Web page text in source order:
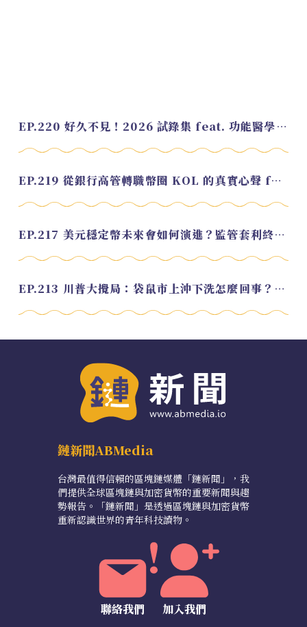
EP.220 好久不見！2026 試錄集 feat. 功能醫學營養師 美寶
EP.219 從銀行高管轉職幣圈 KOL 的真實心聲 feat.龜大
EP.217 美元穩定幣未來會如何演進？監管套利終將收斂？feat. 研究員 余哲安
EP.213 川普大攪局：袋鼠市上沖下洗怎麼回事？feat. Alvin
鏈新聞ABMedia
台灣最值得信賴的區塊鏈媒體「鏈新聞」，我
們提供全球區塊鏈與加密貨幣的重要新聞與趨
勢報告。「鏈新聞」是透過區塊鏈與加密貨幣
重新認識世界的青年科技讀物。
聯絡我們 加入我們